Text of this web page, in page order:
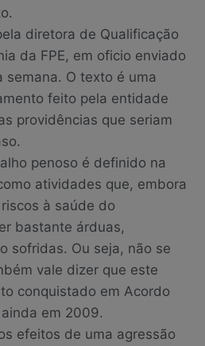
diretora de Qualificação
da FPE, em oficio enviado
semana. O texto é uma
feito pela entidade
providências que seriam
penoso é definido na
atividades que, embora
à saúde do
bastante árduas,
sofridas. Ou seja, não se
vale dizer que este
conquistado em Acordo
em 2009.
efeitos de uma agressão